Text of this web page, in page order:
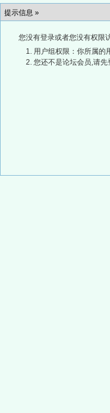
提示信息 »
您没有登录或者您没有权限
用户组权限：你所属的
您还不是论坛会员,请先